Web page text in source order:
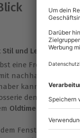
und Leidenschaft!
eine Freude
nachhaltigem
kannst Du Dir
den Tag
Oldtimer Erlebnis.
Fenster